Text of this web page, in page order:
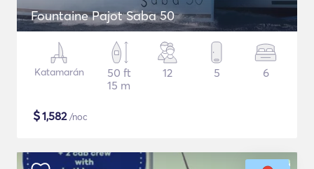
Fountaine Pajot Saba 50
Katamarán
50 ft
15 m
12 5 6
$1,582/noc